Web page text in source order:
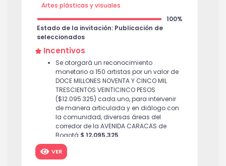
Artes plásticas y visuales
100%
Estado de la invitación: Publicación de
seleccionados
Incentivos
Se otorgará un reconocimiento
monetario a 150 artistas por un valor de
DOCE MILLONES NOVENTA Y CINCO MIL
TRESCIENTOS VEINTICINCO PESOS
($12.095.325) cada uno, para intervenir
de manera articulada y en diálogo con
la comunidad, diversas áreas del
corredor de la AVENIDA CARACAS de
Bogotá $ 12,095,325
VER